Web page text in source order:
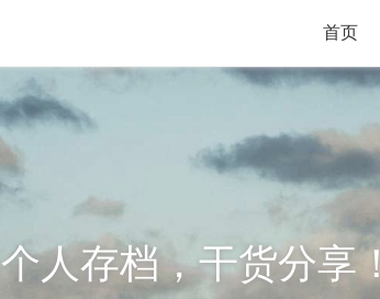
首页
个人存档，干货分享！